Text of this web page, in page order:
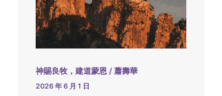
神賜良牧，建道蒙恩 / 蕭壽華
2026 年 6 月 1 日